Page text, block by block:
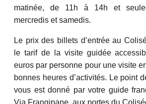
matinée, de 11h à 14h et
mercredis et samedis.
Le prix des billets d’entrée au
le tarif de la visite guidée
euros par personne pour une visite
bonnes heures d’activités. Le point
vous est donné par votre guide
Via Frangipane, aux portes du